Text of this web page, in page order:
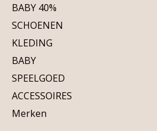
BABY 40%
SCHOENEN
KLEDING
BABY
SPEELGOED
ACCESSOIRES
Merken